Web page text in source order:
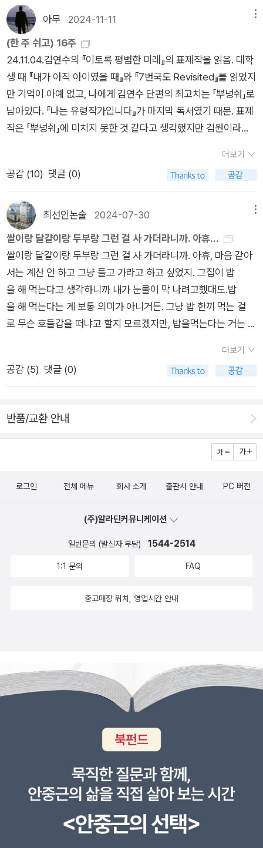
맞추는데 필요한 것은 그저 그런 평범한 일상, 그게 다였다. 특별
할 것 없는 하루들이 모이고 모이다 보면, 언젠가 주연도 보통 아
이들처럼 평범해질 수 있을지 몰랐다.당신과, 당신의 가족처럼.-
P211
아닌 ‘한나라’나 ‘한빛’으로 바꿀 수 있을까? 바꾸지 못 하더라도,
바꾸자는 마음을 낼 수 있을까? 세빛푸른터 길잡이와 푸른씨는
'셋'이라는 낱말에 깃든 속뜻을 얼마나 알는지 궁금하다. ‘하나
(나)’가 눈뜨며 ‘둘(너)’을 바라보기에 문득 빛을 틔워서 새롭게
서는 길로 나아가기에 ‘셋(우리)’이니, ‘두길’을 잇고서 펼치니 비
로소 판(마당·너비)을 이루어 ‘세모’라 이른다. 셋부터 ‘길목’과 같
은 ‘모’를 연다. 하나는 ‘꼭지’이고, 둘은 ‘길’이며, 셋은 ‘너비
(밭)’이다. 하나는 ‘씨앗’이고, 둘은 ‘땅’이며, 셋은 ‘하늘’이다. 이
리하여 곧 ‘집’을 ‘짓’고서 ‘지낸’다. 푸른씨앗 두걸음(중학교 2학
년)을 아침에 만난다. 푸른씨앗 석걸음(중학교 3학년)을 낮에 만
난다. 아침낮에 걸쳐 여섯 시간 남짓 마주하고서 보금숲으로 돌아
간다. 온하루를 어울렸네. 어느덧 해가 넘어가고, 별이 천천히 돋
는다. 어린씨랑 푸른씨를 헤아리는 마을과 고을과 나라일 적에 이
터전에 앞길이 밝다. 모든 길(정책)은 어린씨랑 푸른씨하고 어깨
동무를 하는 살림살이로 꾸릴 노릇이다. 어느 푸른씨가 묻는다.
“대통령을 어떻게 생각하세요?” 푸른씨가 속으로 바라는 바가
무엇인지 느낀다. 느끼기에 살며시 다르게 풀어서 들려주기로 한
다. “여러분이 아시는지 모르겠습니다만, ‘대통령’은 일본말입니
다. 그런데 일본에서는 처음에 ‘통령’이라고만 적었어요. 이승만
니다. ‘대통령’은 바로 일본바라기 이승만이 내세운 창피한 이름
구나, 나라에서 첫손꼽는 큰일꾼을 맡을 적에는 스스로 고개숙일
줄 알 노릇이니까 ‘대통령’도 ‘통령’도 아닌 ‘나라지기’쯤으로 수
수하게 이름을 바꿀 줄 알아야 한다고 봅니다.” 아마 ‘대통령·통
테고, 이 얼거리를 아는 어른도 드물리라. 푸른씨한테 한 가지 이
야기를 보태어 들려준다. “저는 지난 뽑기(선거)에서는 ‘기호9번
아, 9번이 누구야?” “기호9번은 종이에 안 적혔어요. 그래서 제
가 종이에 ‘기호9번 어린씨’라고 적어서 냈어요. 나라일이건 고을
아리는 길(정책)부터 펴야 하고, 언제나 어린씨와 푸른씨 곁에서
텐데, 그때에는 ‘기호7번 푸른씨’를 종이에 척척 적어서 내려고
합니다. 이곳 세빛중학교 여러분을 비롯해서 모든 어린이와 푸름
이를 헤아리는 길잡이가 태어나기를 바라는 마음입니다.” 내가
뽑는 종이(투표종이)는 빈종이(무효표)가 아니다. 꿈종이에 씨앗
종이를 그린다. 내가 종이에 적는 글은 ‘문학’이나 ‘시’나 ‘창작’이
아니다. ‘예술’도 아니고 ‘사전집필’도 아니다. 오직 우리 살림살
이를 숲빛으로 풀어서 사랑으로 그리는 꿈씨앗 한 톨이고, 푸른씨
앗 두 톨이며, 사랑씨앗 석 톨에, 마음씨앗 넉 톨이다. 2025.10.2
9.ㅍㄹㄴ글 : 숲노래·파란놀(최종규). 낱말책을 쓴다. 《풀꽃나무
들숲노래 동시 따라쓰기》, 《새로 쓰는 말밑 꾸러미 사전》, 《미래
세대를 위한 우리말과 문해력》, 《들꽃내음 따라 걷다가 작은책집
아무 2024-11-11
(한 주 쉬고) 16주
24.11.04.김연수의 『이토록 평범한 미래』의 표제작을 읽음. 대학
생 때 『내가 아직 아이였을 때』와 『7번국도 Revisited』를 읽었지
만 기억이 아예 없고, 나에게 김연수 단편의 최고치는 「뿌넝숴」로
남아있다. 『나는 유령작가입니다』가 마지막 독서였기 때문. 표제
작은 「뿌넝숴」에 미치지 못한 것 같다고 생각했지만 김원이라는
에서 모든 돈을 잃고 얻은 시간에 대한 깨달음이라니. 과거와 미
래 모두에 집착하는 현대인들을 위한 21세기형 ‘카르페 디엠’과
일』이 떠오르기도 했다. '과거는 자신이 이미 겪은 일이기 때문에
충분히 상상할 수 있는데, 미래는 가능성으로만 존재할 뿐이라 조
금도 상상할 수 없다는 것. 그런 생각에 인간의 비극이 깃들지요.
우리가 기억해야 하는 것은 과거가 아니라 오히려 미래입니다.'
(29)'아까 김원이라는 사람 이야기를 했잖아. 둘 중 하나를 계속
선택하는 도박에서는 지면 질수록 그다음에 이길 확률이 100퍼
센트에 수렴한다면서. 그 남자도 비슷한 이야기를 했어. 약간 안
됐다는 듯이 우리를 바라보면서. 지금 일층 큰방에는 되는 일이
하나도 없는 인생들이 모여 있어요. 두 분 다 학생인 것 같은데 어
쩌다가 이런 곳까지 오게 됐는지는 모르겠지만, 메이저리그 투수
가 한 말 중에 이런 게 있어요. 이기면 조금 배울 수 있지만 지면
선택을 바꾸지만 않는다면.' (32)하지만 이제는 안다. 우리가 계
는 것을. 그리고 포기하지 않는 한 그 미래가 다가올 확률은 100
나지 않은 일이 있었다. 미래를 기억하지 않았다면 일어나지 않았
원하는 그런 세계는 절대로 찾아오지 않을지도 모른다. 나는 사랑
하는 사람과 결혼하지 못할지도 모르고, 이 병은 낫지 않을 수도
리고 정말 우리가 원하는 세계가 오지 않는 것인지 한 번 더 알아
불안을 온몸으로 껴안을 수 있는 용기, 미래에 대한 헛된 약속에
손은정이 아닌 손유미의 이야기가 겹쳐진다. 「이토록 평범한 미
래」와 주제가 겹쳐져 보이기도 하고. 어떻게든 살아야 한다, 비에
도 지지 않고 KO 당하기 직전까지 버티고 버티며. 미야자와 겐지
했지만 결론을 내리진 못했다. 『죽이고 싶은 아이』 재독. 2편을
물의 이름부터 가물가물한 이 기억력... 서은과 주연을 둘러싼 인
물들의 말들에서 매정하고 무서운 세상의 민낯이 보여 종종 서늘
럼 보이는 인물이 있고 한껏 그에게 몰입시키다 반전에 반전을 마
더보기
공감 (10) 댓글 (0)
최선인논술 2024-07-30
쌀이랑 달걀이랑 두부랑 그런 걸 사 가더라니까. 아휴...
쌀이랑 달걀이랑 두부랑 그런 걸 사 가더라니까. 아휴, 마음 같아
서는 계산 안 하고 그냥 들고 가라고 하고 싶었지. 그집이 밥
을 해 먹는다고 생각하니까 내가 눈물이 막 나려고했대도.밥
을 해 먹는다는 게 보통 의미가 아니거든. 그냥 밥 한끼 먹는 걸
로 무슨 호들갑을 떠냐고 할지 모르겠지만, 밥을먹는다는 거는 살
지. 반찬 만드는 건 손이 좀 많이 가?짐승도 죽기 전에는 곡기부
터 끊어. 그러니 그 엄마가 밥해 먹을 찬거리 사 가는데 세상
더보기
공감 (5) 댓글 (0)
반품/교환 안내
로그인 전체 메뉴 회사 소개 출판사 안내 PC 버전
(주)알라딘커뮤니케이션
일반문의 (발신자 부담) 1544-2514
1:1 문의 FAQ
중고매장 위치, 영업시간 안내